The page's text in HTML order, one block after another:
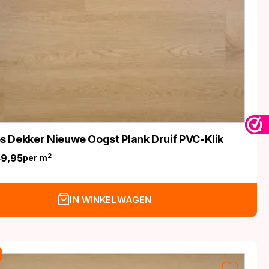
Dekker Nieuwe Oogst Plank Druif PVC-Klik
per m2
IN WINKELWAGEN